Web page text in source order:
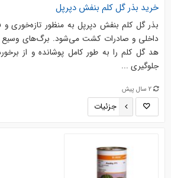
خرید بذر گل کلم بنفش دپرپل
بذر گل کلم بنفش دپرپل به منظور تازه‌خوری
داخلی و صادرات کشت می‌شود. برگ‌های وسیع
هد گل کلم را به طور کامل پوشانده و از
جلوگیری ...
2 سال پیش
جزئیات